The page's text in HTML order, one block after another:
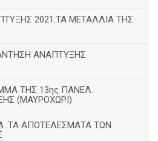
2021:ΤΑ ΜΕΤΑΛΛΙΑ ΤΗΣ
ΑΝΑΠΤΥΞΗΣ
ΤΗΣ 13ης ΠΑΝΕΛ.
(ΜΑΥΡΟΧΩΡΙ)
:ΤΑ ΑΠΟΤΕΛΕΣΜΑΤΑ ΤΩΝ